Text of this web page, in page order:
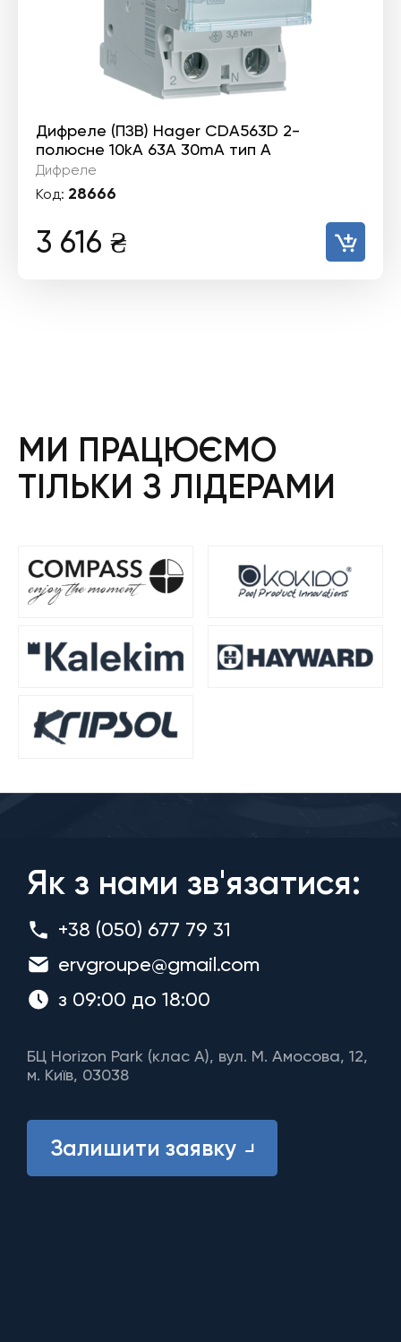
Дифреле (ПЗВ) Hager CDA563D 2-
полюсне 10kА 63А 30mA тип А
Дифреле
Код: 28666
3 616 ₴
МИ ПРАЦЮЄМО
ТІЛЬКИ З ЛІДЕРАМИ
Як з нами зв'язатися:
+38 (050) 677 79 31
ervgroupe@gmail.com
з 09:00 до 18:00
БЦ Horizon Park (клас A), вул. М. Амосова, 12,
м. Київ, 03038
Залишити заявку